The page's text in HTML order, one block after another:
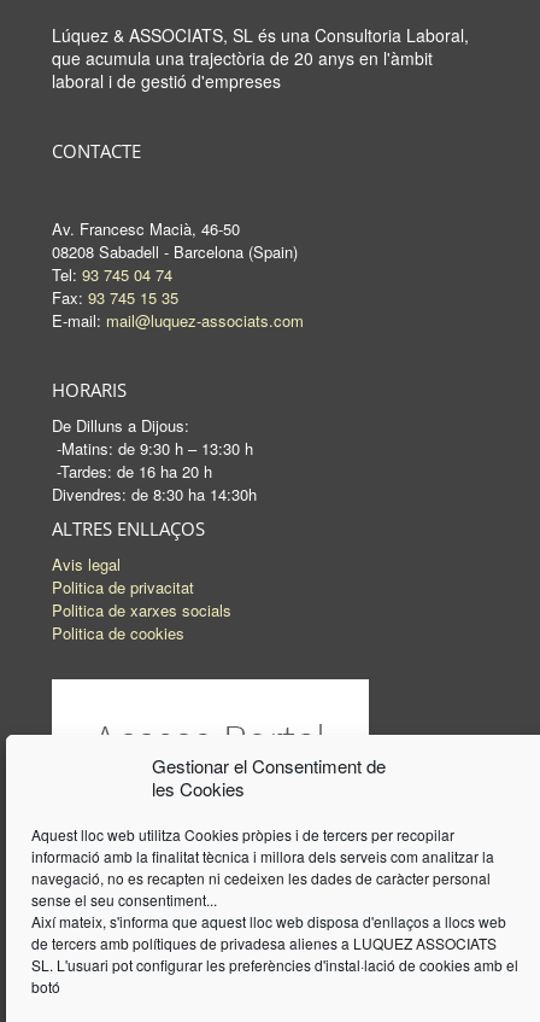
Gestionar el Consentiment de
les Cookies
Aquest lloc web utilitza Cookies pròpies i de tercers per recopilar
informació amb la finalitat tècnica i millora dels serveis com analitzar la
navegació, no es recapten ni cedeixen les dades de caràcter personal
sense el seu consentiment...
Així mateix, s'informa que aquest lloc web disposa d'enllaços a llocs web
de tercers amb polítiques de privadesa alienes a LUQUEZ ASSOCIATS
SL. L'usuari pot configurar les preferències d'instal·lació de cookies amb el
botó
Lúquez & ASSOCIATS, SL és una Consultoria Laboral,
que acumula una trajectòria de 20 anys en l'àmbit
laboral i de gestió d'empreses
CONTACTE
Av. Francesc Macià, 46-50
08208 Sabadell - Barcelona (Spain)
Tel: 93 745 04 74
Fax: 93 745 15 35
E-mail: mail@luquez-associats.com
HORARIS
De Dilluns a Dijous:
-Matins: de 9:30 h – 13:30 h
-Tardes: de 16 ha 20 h
Divendres: de 8:30 ha 14:30h
ALTRES ENLLAÇOS
Avis legal
Politica de privacitat
Politica de xarxes socials
Politica de cookies